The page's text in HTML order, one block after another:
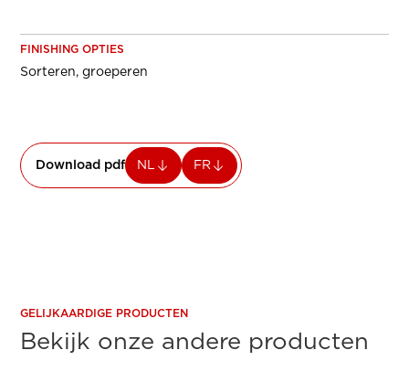
FINISHING OPTIES
Sorteren, groeperen
Download pdf NL FR
GELIJKAARDIGE PRODUCTEN
Bekijk onze andere producten